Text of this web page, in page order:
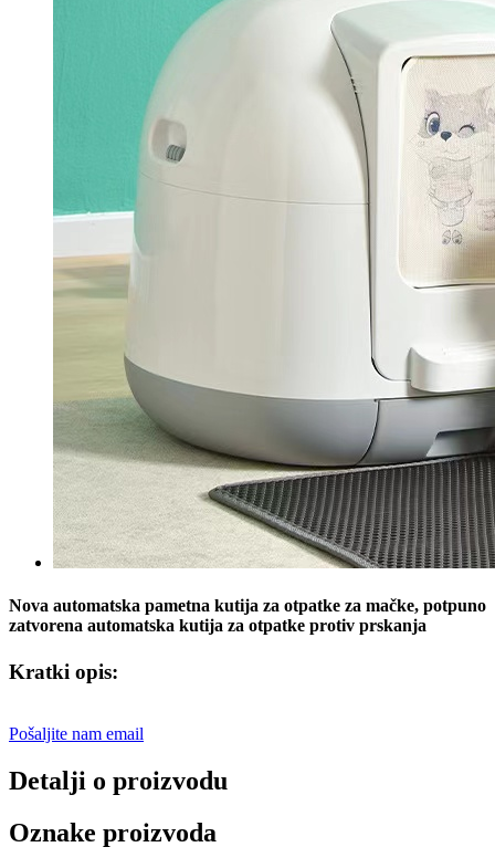
Nova automatska pametna kutija za otpatke za mačke, potpuno
zatvorena automatska kutija za otpatke protiv prskanja
Kratki opis:
Pošaljite nam email
Detalji o proizvodu
Oznake proizvoda